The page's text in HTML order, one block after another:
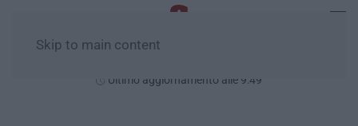
Skip to main content
Ultimo aggiornamento alle 9:49